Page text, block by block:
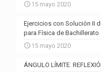
15 mayo 2020
Ejercicios con Solución II
para Física de Bachillerato
15 mayo 2020
ÁNGULO LÍMITE.